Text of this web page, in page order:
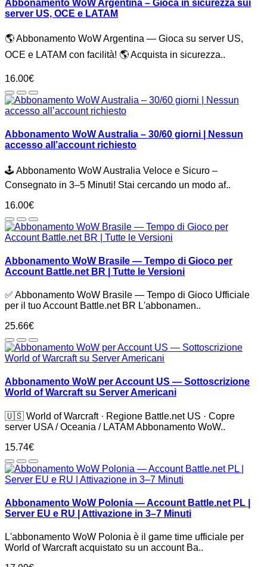
Abbonamento WoW Argentina – Gioca in sicurezza sui
server US, OCE e LATAM
🌎 Abbonamento WoW Argentina — Gioca su server US,
OCE e LATAM con facilità! 🌎 Acquista in sicurezza..
16.00€
Abbonamento WoW Australia – 30/60 giorni | Nessun
accesso all’account richiesto
🕹️ Abbonamento WoW Australia Veloce e Sicuro –
Consegnato in 3–5 Minuti! Stai cercando un modo af..
16.00€
Abbonamento WoW Brasile — Tempo di Gioco per
Account Battle.net BR | Tutte le Versioni
✅ Abbonamento WoW Brasile — Tempo di Gioco Ufficiale
per il tuo Account Battle.net BR L'abbonamen..
25.66€
Abbonamento WoW per Account US — Sottoscrizione
World of Warcraft su Server Americani
🇺🇸 World of Warcraft · Regione Battle.net US · Copre
server USA / Oceania / LATAM Abbonamento WoW..
15.74€
Abbonamento WoW Polonia — Account Battle.net PL |
Server EU e RU | Attivazione in 3–7 Minuti
L'abbonamento WoW Polonia è il game time ufficiale per
World of Warcraft acquistato su un account Ba..